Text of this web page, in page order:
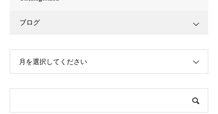
ブログ
月を選択してください